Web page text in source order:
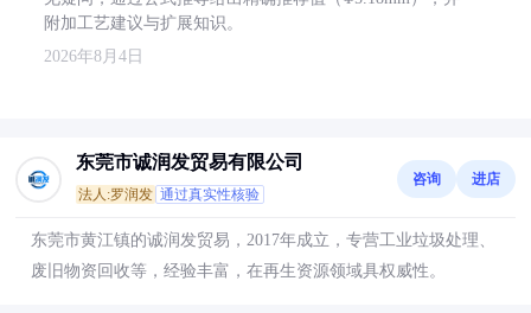
附加工艺建议与扩展知识。
2026年8月4日
东莞市诚润发贸易有限公司
法人:罗润发 通过真实性核验
咨询 进店
东莞市黄江镇的诚润发贸易，2017年成立，专营工业垃圾处理、
废旧物资回收等，经验丰富，在再生资源领域具权威性。